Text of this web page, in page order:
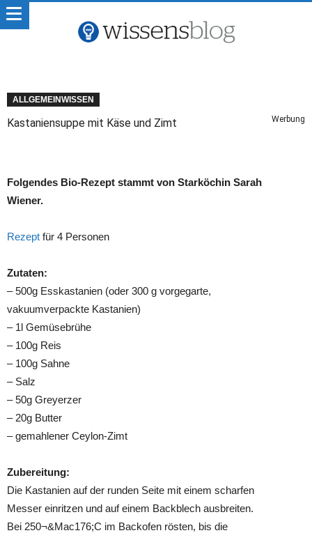
ALLGEMEINWISSEN
Kastaniensuppe mit Käse und Zimt Werbung
Folgendes Bio-Rezept stammt von Starköchin Sarah
Wiener.
Rezept für 4 Personen
Zutaten:
– 500g Esskastanien (oder 300 g vorgegarte,
vakuumverpackte Kastanien)
– 1l Gemüsebrühe
– 100g Reis
– 100g Sahne
– Salz
– 50g Greyerzer
– 20g Butter
– gemahlener Ceylon-Zimt
Zubereitung:
Die Kastanien auf der runden Seite mit einem scharfen
Messer einritzen und auf einem Backblech ausbreiten.
Bei 250¬&Mac176;C im Backofen rösten, bis die